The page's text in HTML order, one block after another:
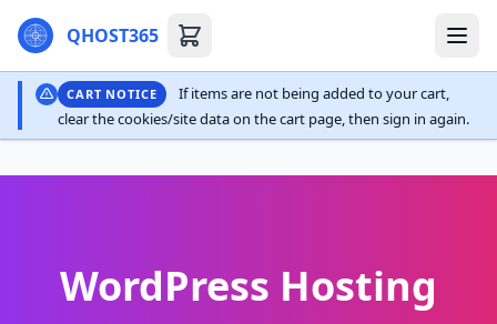
QHOST365
CART NOTICE
If items are not being added to your cart,
clear the cookies/site data on the cart page, then sign in again.
WordPress Hosting